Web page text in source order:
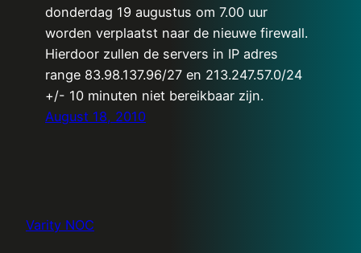
donderdag 19 augustus om 7.00 uur
worden verplaatst naar de nieuwe firewall.
Hierdoor zullen de servers in IP adres
range 83.98.137.96/27 en 213.247.57.0/24
+/- 10 minuten niet bereikbaar zijn.
August 18, 2010
Varity NOC